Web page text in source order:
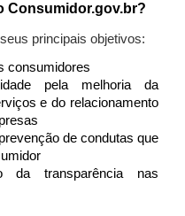
Consumidor.gov.br?
principais objetivos:
consumidores
pela melhoria da
e do relacionamento
de condutas que
da transparência nas